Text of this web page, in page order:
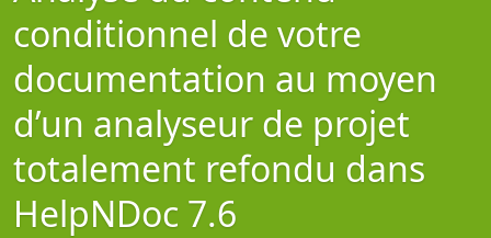
conditionnel de votre
documentation au moyen
d’un analyseur de projet
totalement refondu dans
HelpNDoc 7.6